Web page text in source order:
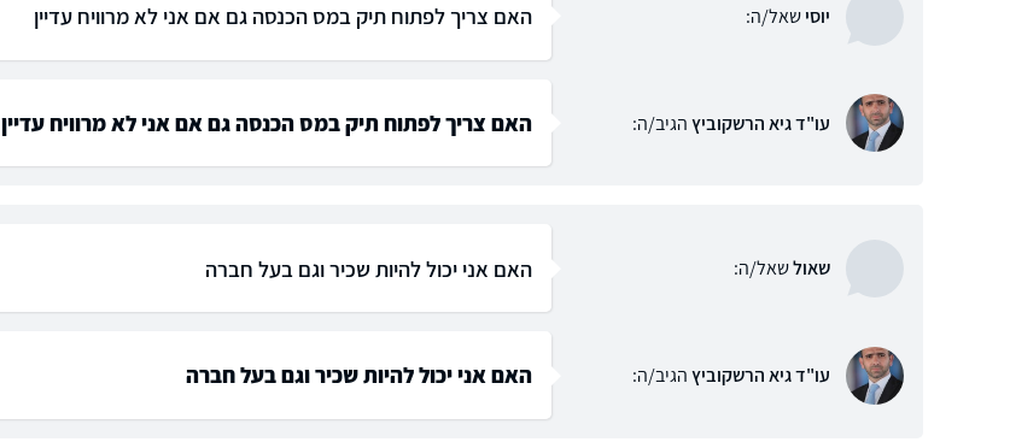
יוסישאל/ה: האם צריך לפתוח תיק במס הכנסה גם אם אני לא מרוויח עדיין
עו"ד גיא הרשקוביץהגיב/ה: האם צריך לפתוח תיק במס הכנסה גם אם אני לא מרוויח עדיין
שאולשאל/ה: האם אני יכול להיות שכיר וגם בעל חברה
עו"ד גיא הרשקוביץהגיב/ה: האם אני יכול להיות שכיר וגם בעל חברה